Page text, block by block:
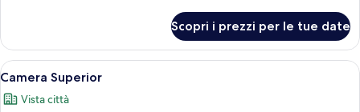
King
Room
Scopri i prezzi per le tue date
Apri
tutte
le
Una camera d'albergo con due letti,
5
Camera Superior
Vista città